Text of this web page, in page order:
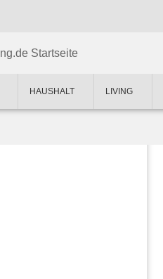
HAUSHALT LIVING